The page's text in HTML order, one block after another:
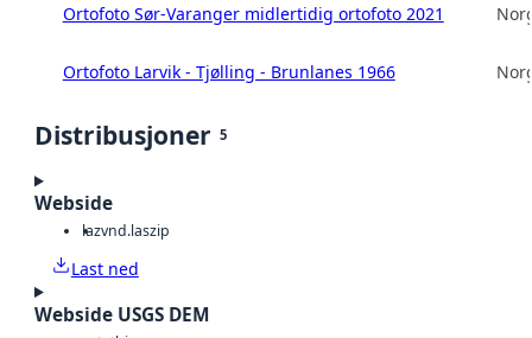
Ortofoto Sør-Varanger midlertidig ortofoto 2021
Ortofoto Larvik - Tjølling - Brunlanes 1966
Distribusjoner 5
Webside
lazvnd.laszip
Last ned
Webside USGS DEM